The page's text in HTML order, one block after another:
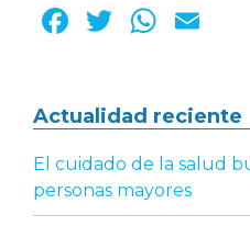
F
e
b
o
T
te
r
W
ts
A
p
l
Barra
lateral
Actualidad reciente
El cuidado de la salud
personas mayores